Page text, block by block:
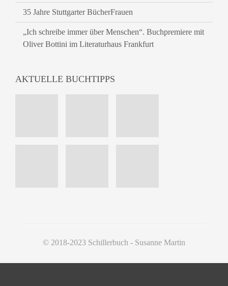
35 Jahre Stuttgarter BücherFrauen
„Ich schreibe immer über Menschen“. Buchpremiere mit
Oliver Bottini im Literaturhaus Frankfurt
AKTUELLE BUCHTIPPS
© 2018-2023 Schillerbuch - Susanne Martin